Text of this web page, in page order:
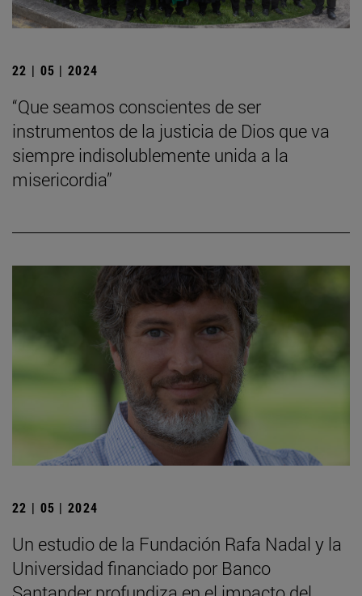
22 | 05 | 2024
“Que seamos conscientes de ser
instrumentos de la justicia de Dios que va
siempre indisolublemente unida a la
misericordia”
22 | 05 | 2024
Un estudio de la Fundación Rafa Nadal y la
Universidad financiado por Banco